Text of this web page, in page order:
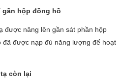
hộp đồng hồ
được nâng lên gần sát phần hộp
đã được nạp đủ năng lượng để hoạt
còn lại